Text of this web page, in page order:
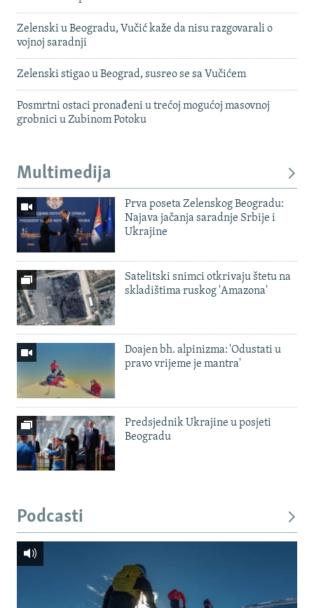
Zelenski u Beogradu, Vučić kaže da nisu razgovarali o
vojnoj saradnji
Zelenski stigao u Beograd, susreo se sa Vučićem
Posmrtni ostaci pronađeni u trećoj mogućoj masovnoj
grobnici u Zubinom Potoku
Multimedija
Prva poseta Zelenskog Beogradu:
Najava jačanja saradnje Srbije i
Ukrajine
Satelitski snimci otkrivaju štetu na
skladištima ruskog 'Amazona'
Doajen bh. alpinizma: 'Odustati u
pravo vrijeme je mantra'
Predsjednik Ukrajine u posjeti
Beogradu
Podcasti